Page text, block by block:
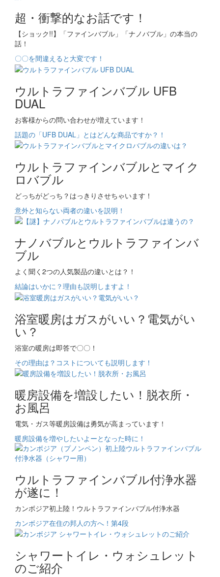
超・衝撃的なお話です！
【ショック!!】「ファインバブル」「ナノバブル」の本当の
話！
〇〇を間違えると大変です！
ウルトラファインバブル UFB
DUAL
お客様からの問い合わせが増えています！
話題の「UFB DUAL」とはどんな商品ですか？！
ウルトラファインバブルとマイク
ロバブル
どっちがどっち？はっきりさせちゃいます！
意外と知らない両者の違いを説明！
ナノバブルとウルトラファインバ
ブル
よく聞く2つの人気製品の違いとは？！
結論はいかに？理由も説明しますよ！
浴室暖房はガスがいい？電気がい
い？
浴室の暖房は即答で〇〇！
その理由は？コストについても説明します！
暖房設備を増設したい！脱衣所・
お風呂
電気・ガス等暖房設備は勇気が高まっています！
暖房設備を増やしたいよーとなった時に！
ウルトラファインバブル付浄水器
が遂に！
カンボジア初上陸！ウルトラファインバブル付浄水器
カンボジア在住の邦人の方へ！第4段
シャワートイレ・ウォシュレット
のご紹介